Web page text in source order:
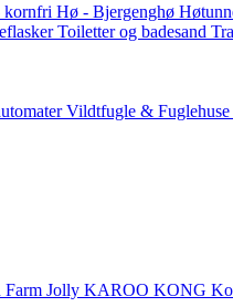
kornfri Hø - Bjergenghø
Toiletter og badesand
Vildtfugle & Fuglehuse
Farm Jolly KAROO KONG